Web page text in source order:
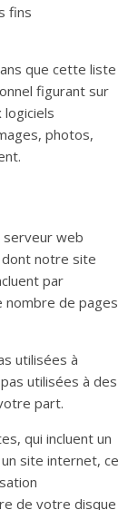
fins
que cette liste
figurant sur
photos,
serveur web
notre site
par
nombre de pages
utilisées à
utilisées à des
part.
qui incluent un
site internet, ce
de votre disque